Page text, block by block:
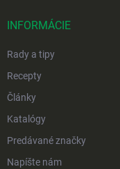
INFORMÁCIE
Rady a tipy
Recepty
Články
Katalógy
Predávané značky
Napíšte nám